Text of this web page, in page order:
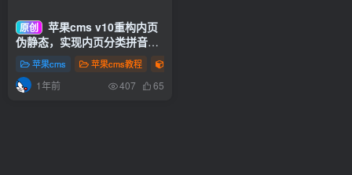
原创
苹果cms v10重构内页
伪静态，实现内页分类拼音
url（可自定义）
苹果cms 苹果cms教程
1年前 407 65